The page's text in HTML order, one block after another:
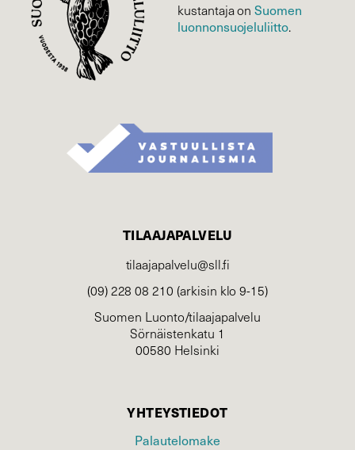
kustantaja onSuomen
luonnonsuojelu­liitto.
TILAAJAPALVELU
tilaajapalvelu@sll.fi
(09) 228 08 210 (arkisin klo 9-15)
Suomen Luonto/tilaajapalvelu
Sörnäistenkatu 1
00580 Helsinki
YHTEYSTIEDOT
Palautelomake